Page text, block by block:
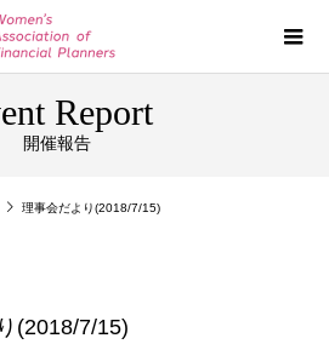
Report
開催報告
理事会だより(2018/7/15)
(2018/7/15)